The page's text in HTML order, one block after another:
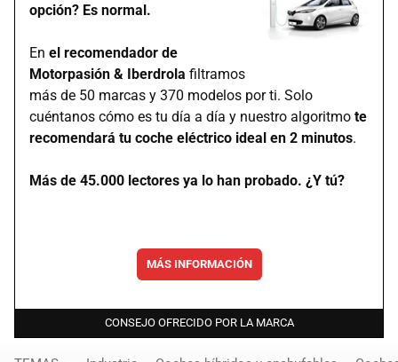
opción? Es normal.
En el recomendador de
Motorpasión & Iberdrola filtramos
más de 50 marcas y 370 modelos por ti. Solo
cuéntanos cómo es tu día a día y nuestro algoritmo te
recomendará tu coche eléctrico ideal en 2 minutos.
Más de 45.000 lectores ya lo han probado. ¿Y tú?
MÁS INFORMACIÓN
CONSEJO OFRECIDO POR LA MARCA